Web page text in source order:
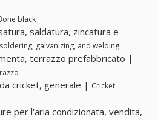
black
saldatura, zincatura e
galvanizing, and welding
terrazzo prefabbricato |
cricket, generale | Cricket
per l'aria condizionata, vendita,